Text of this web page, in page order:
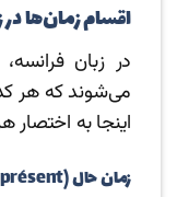
اقسام زمان‌ها
در زبان
می‌شوند که هر
اینجا به
زمان حال (Le présent)